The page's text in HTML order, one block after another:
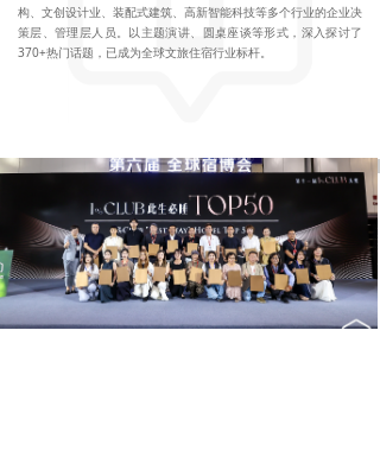
构、文创设计业、装配式建筑、高新智能科技等多个行业的企业决
策层、管理层人员。以主题演讲、圆桌座谈等形式，深入探讨了
370+热门话题，已成为全球文旅住宿行业标杆。